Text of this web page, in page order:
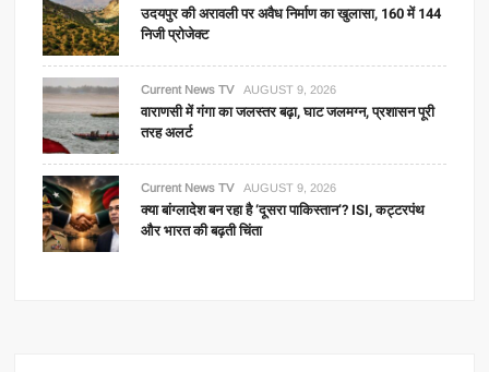
उदयपुर की अरावली पर अवैध निर्माण का खुलासा, 160 में 144
निजी प्रोजेक्ट
Current News TV AUGUST 9, 2026
वाराणसी में गंगा का जलस्तर बढ़ा, घाट जलमग्न, प्रशासन पूरी
तरह अलर्ट
Current News TV AUGUST 9, 2026
क्या बांग्लादेश बन रहा है ‘दूसरा पाकिस्तान’? ISI, कट्टरपंथ
और भारत की बढ़ती चिंता